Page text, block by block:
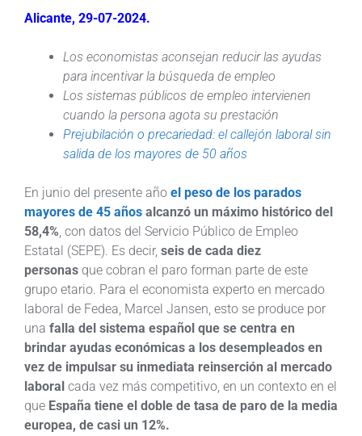
Alicante, 29-07-2024.
Los economistas aconsejan reducir las ayudas
para incentivar la búsqueda de empleo
Los sistemas públicos de empleo intervienen
cuando la persona agota su prestación
Prejubilación o precariedad: el callejón laboral sin
salida de los mayores de 50 años
En junio del presente año el peso de los parados
mayores de 45 años alcanzó un máximo histórico del
58,4% , con datos del Servicio Público de Empleo
Estatal (SEPE). Es decir, seis de cada diez
personas que cobran el paro forman parte de este
grupo etario. Para el economista experto en mercado
laboral de Fedea, Marcel Jansen, esto se produce por
una falla del sistema español que se centra en
brindar ayudas económicas a los desempleados en
vez de impulsar su inmediata reinserción al mercado
laboral cada vez más competitivo, en un contexto en el
que España tiene el doble de tasa de paro de la media
europea, de casi un 12%.